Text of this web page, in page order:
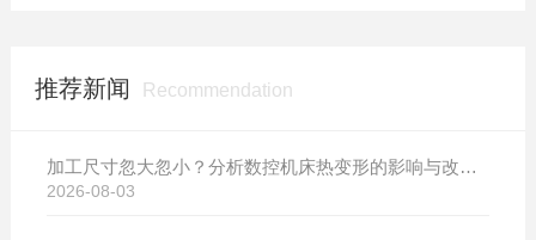
推荐新闻 Recommendation
加工尺寸忽大忽小？分析数控机床热变形的影响与改善方案
2026-08-03